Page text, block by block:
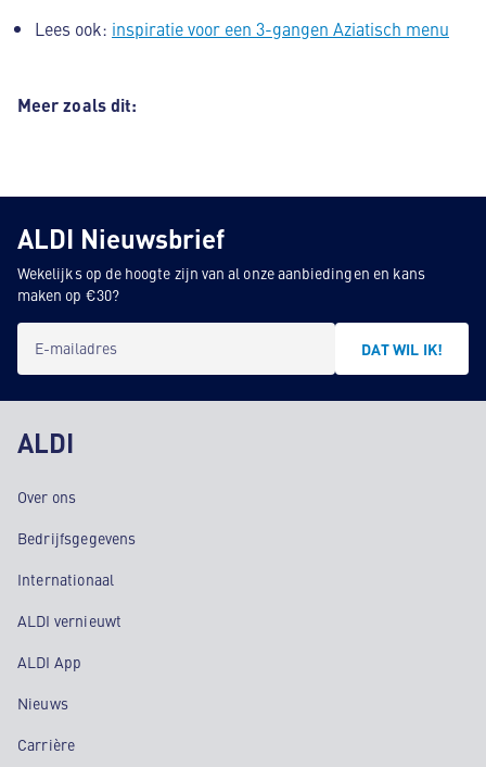
Lees ook: inspiratie voor een 3-gangen Aziatisch menu
Meer zoals dit:
ALDI Nieuwsbrief
Wekelijks op de hoogte zijn van al onze aanbiedingen en kans
maken op €30?
E-mailadres DAT WIL IK!
ALDI
Over ons
Bedrijfsgegevens
Internationaal
ALDI vernieuwt
ALDI App
Nieuws
Carrière